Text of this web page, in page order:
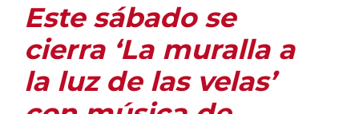
Este sábado se
cierra ‘La muralla a
la luz de las velas’